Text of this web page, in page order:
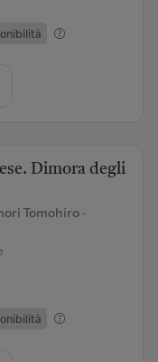
Dimora degli
Tomohiro -